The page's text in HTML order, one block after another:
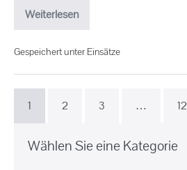
Weiterlesen
Gespeichert unter Einsätze
1 2 3 … 12
Wählen Sie eine Kategorie